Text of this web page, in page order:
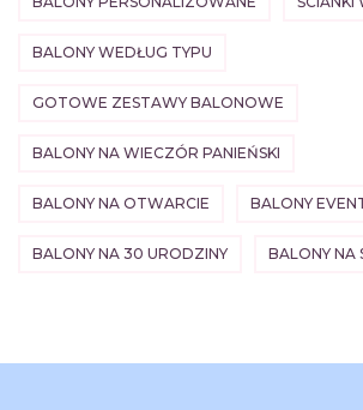
BALONY WEDŁUG TYPU
GOTOWE ZESTAWY BALONOWE
BALONY NA WIECZÓR PANIEŃSKI
BALONY NA OTWARCIE BALONY
BALONY NA 30 URODZINY BALONY NA